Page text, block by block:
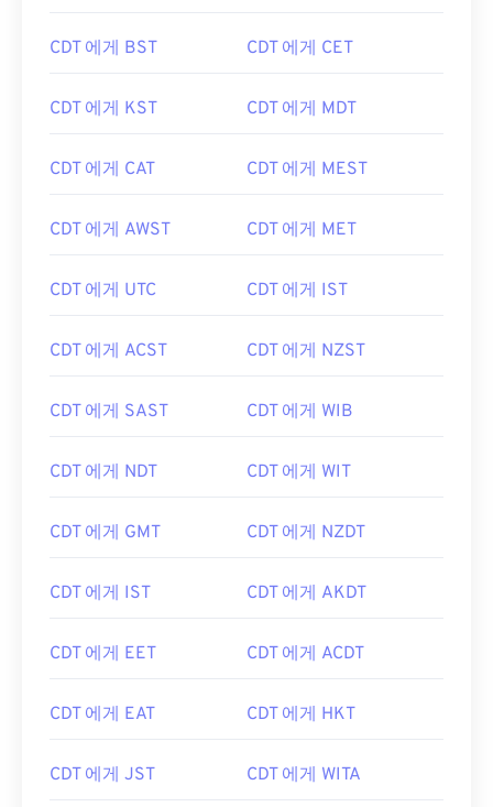
CDT 에게 BST CDT 에게 CET
CDT 에게 KST CDT 에게 MDT
CDT 에게 CAT CDT 에게 MEST
CDT 에게 AWST CDT 에게 MET
CDT 에게 UTC CDT 에게 IST
CDT 에게 ACST CDT 에게 NZST
CDT 에게 SAST CDT 에게 WIB
CDT 에게 NDT CDT 에게 WIT
CDT 에게 GMT CDT 에게 NZDT
CDT 에게 IST CDT 에게 AKDT
CDT 에게 EET CDT 에게 ACDT
CDT 에게 EAT CDT 에게 HKT
CDT 에게 JST CDT 에게 WITA